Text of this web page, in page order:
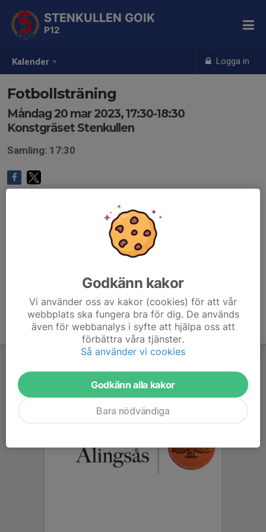
Kalender Logga in
STENKULLEN GOIK
P12
Fotbollsträning
Måndag 20 mar 2023, 17:30-18:30
Konstgräset Stenkullen
Samling: 17:30
Godkänn kakor
Vi använder oss av kakor (cookies) för att vår
webbplats ska fungera bra för dig. De används
även för webbanalys i syfte att hjälpa oss att
förbättra våra tjänster.
Så använder vi cookies
Godkänn alla kakor
Bara nödvändiga